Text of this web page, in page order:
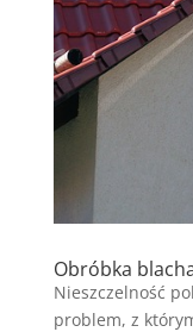
Obróbka
Nieszczelność
problem, z